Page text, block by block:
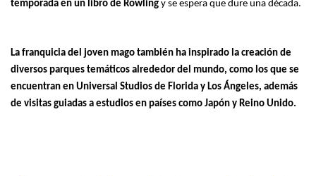
temporada en un libro de Rowling y se espera que dure una década.
La franquicia del joven mago también ha inspirado la creación de
diversos parques temáticos alrededor del mundo, como los que se
encuentran en Universal Studios de Florida y Los Ángeles, además
de visitas guiadas a estudios en países como Japón y Reino Unido.